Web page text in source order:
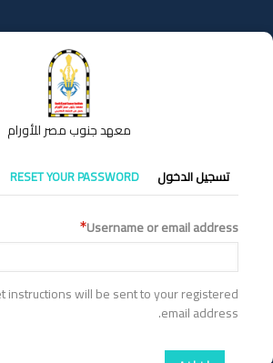
إلى
المحتوى
معهد جنوب مصر للأورام
التبويبات
الأساسية
تسجيل الدخول RESET YOUR PASSWORD
Username or email address
instructions will be sent to your registered
email address.